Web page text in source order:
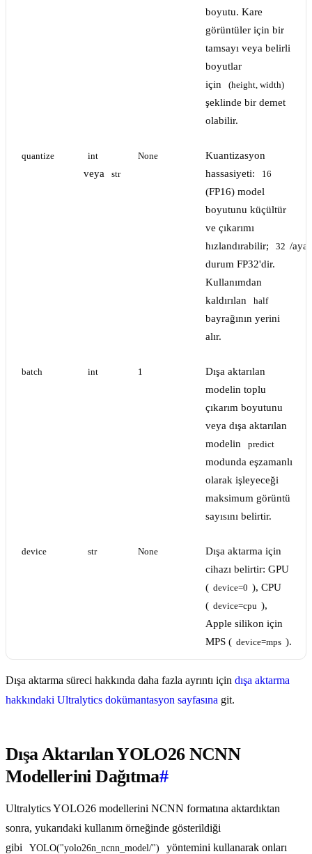
boyutu. Kare
görüntüler için bir
tamsayı veya belirli
boyutlar
için
(height, width)
şeklinde bir demet
olabilir.
quantize int
veya str
None
Kuantizasyon
hassasiyeti:
16
(FP16) model
boyutunu küçültür
ve çıkarımı
hızlandırabilir;
32 /
durum FP32'dir.
Kullanımdan
kaldırılan
half
bayrağının yerini
alır.
batch int 1
Dışa aktarılan
modelin toplu
çıkarım boyutunu
veya dışa aktarılan
modelin
predict
modunda eşzamanlı
olarak işleyeceği
maksimum görüntü
sayısını belirtir.
device str None
Dışa aktarma için
cihazı belirtir: GPU
( device=0 ), CPU
( device=cpu ),
Apple silikon için
MPS ( device=mps ).
Dışa aktarma süreci hakkında daha fazla ayrıntı için dışa aktarma
hakkındaki Ultralytics dokümantasyon sayfasına git.
Dışa Aktarılan YOLO26 NCNN
Modellerini Dağıtma#
Ultralytics YOLO26 modellerini NCNN formatına aktardıktan
sonra, yukarıdaki kullanım örneğinde gösterildiği
gibi
YOLO("yolo26n_ncnn_model/")
yöntemini kullanarak onları